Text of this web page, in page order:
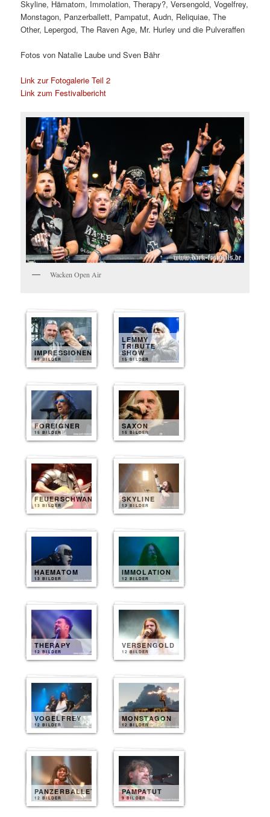
Skyline, Hämatom, Immolation, Therapy?, Versengold, Vogelfrey,
Monstagon, Panzerballett, Pampatut, Audn, Reliquiae, The
Other, Lepergod, The Raven Age, Mr. Hurley und die Pulveraffen
Fotos von Natalie Laube und Sven Bähr
Link zur Fotogalerie Teil 2
Link zum Festivalbericht
Wacken Open Air
IMPRESSIONEN
85 BILDER
LEMMY
TRIBUTE
SHOW
15 BILDER
FOREIGNER
15 BILDER
SAXON
15 BILDER
FEUERSCHWANZ
13 BILDER
SKYLINE
13 BILDER
HAEMATOM
13 BILDER
IMMOLATION
12 BILDER
THERAPY
12 BILDER
VERSENGOLD
12 BILDER
VOGELFREY
12 BILDER
MONSTAGON
12 BILDER
PANZERBALLETT
12 BILDER
PAMPATUT
9 BILDER